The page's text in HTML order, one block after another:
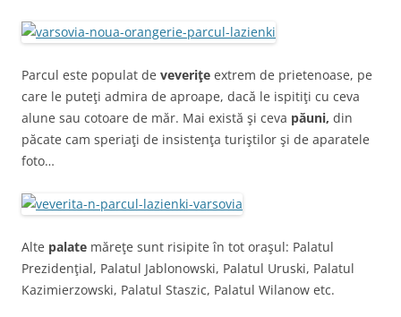
Parcul este populat de veveriţe extrem de prietenoase, pe
care le puteţi admira de aproape, dacă le ispitiţi cu ceva
alune sau cotoare de măr. Mai există şi ceva păuni, din
păcate cam speriaţi de insistenţa turiştilor şi de aparatele
foto…
Alte palate măreţe sunt risipite în tot oraşul: Palatul
Prezidenţial, Palatul Jablonowski, Palatul Uruski, Palatul
Kazimierzowski, Palatul Staszic, Palatul Wilanow etc.